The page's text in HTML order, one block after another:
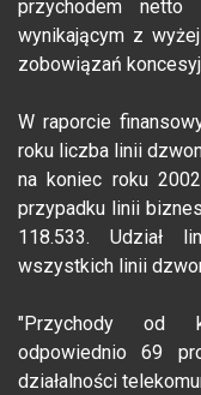
przychodem
wynikającym z
zobowiązań
W raporcie
roku liczba linii
na koniec roku
przypadku linii
118.533. Udział
wszystkich linii
"Przychody od
odpowiednio 69
działalności